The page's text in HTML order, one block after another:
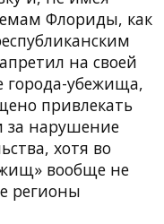
Флориды, как
на своей
города-убежища,
привлекать
за нарушение
хотя во
вообще не
регионы